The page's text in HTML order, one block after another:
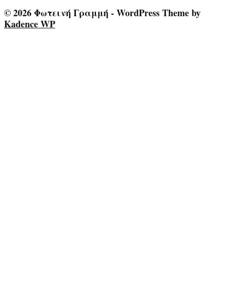
© 2026 Φωτεινή Γραμμή - WordPress Theme by
Kadence WP